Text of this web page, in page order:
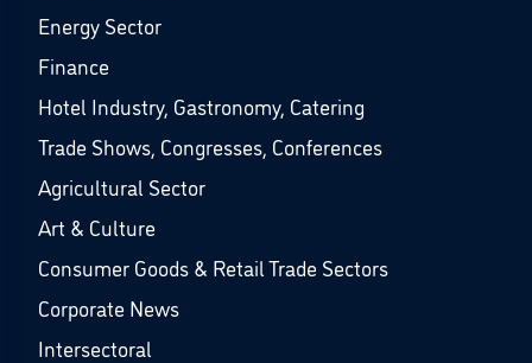
Energy Sector
Finance
Hotel Industry, Gastronomy, Catering
Trade Shows, Congresses, Conferences
Agricultural Sector
Art & Culture
Consumer Goods & Retail Trade Sectors
Corporate News
Intersectoral